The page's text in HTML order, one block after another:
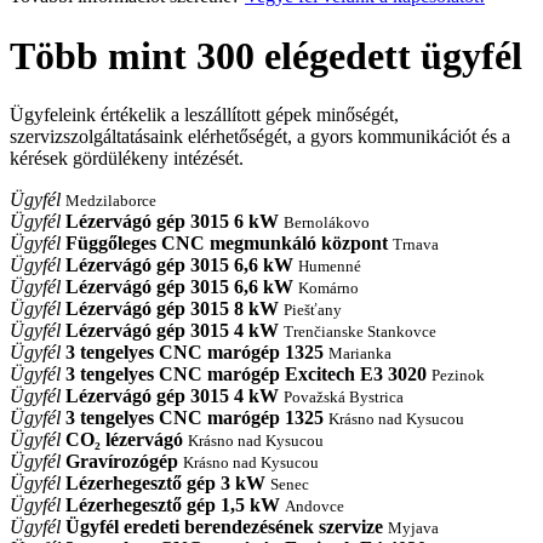
Több mint 300 elégedett ügyfél
Ügyfeleink értékelik a leszállított gépek minőségét,
szervizszolgáltatásaink elérhetőségét, a gyors kommunikációt és a
kérések gördülékeny intézését.
Ügyfél Medzilaborce
Ügyfél Lézervágó gép 3015 6 kW Bernolákovo
Ügyfél Függőleges CNC megmunkáló központ Trnava
Ügyfél Lézervágó gép 3015 6,6 kW Humenné
Ügyfél Lézervágó gép 3015 6,6 kW Komárno
Ügyfél Lézervágó gép 3015 8 kW Piešťany
Ügyfél Lézervágó gép 3015 4 kW Trenčianske Stankovce
Ügyfél 3 tengelyes CNC marógép 1325 Marianka
Ügyfél 3 tengelyes CNC marógép Excitech E3 3020 Pezinok
Ügyfél Lézervágó gép 3015 4 kW Považská Bystrica
Ügyfél 3 tengelyes CNC marógép 1325 Krásno nad Kysucou
Ügyfél CO₂ lézervágó Krásno nad Kysucou
Ügyfél Gravírozógép Krásno nad Kysucou
Ügyfél Lézerhegesztő gép 3 kW Senec
Ügyfél Lézerhegesztő gép 1,5 kW Andovce
Ügyfél Ügyfél eredeti berendezésének szervize Myjava